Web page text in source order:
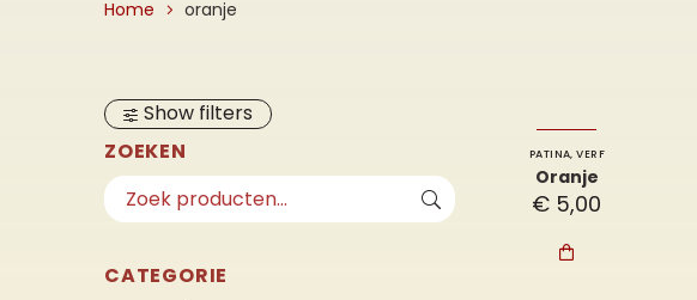
Home oranje
Show filters
ZOEKEN
CATEGORIE
PATINA,VERF
Oranje
€ 5,00
